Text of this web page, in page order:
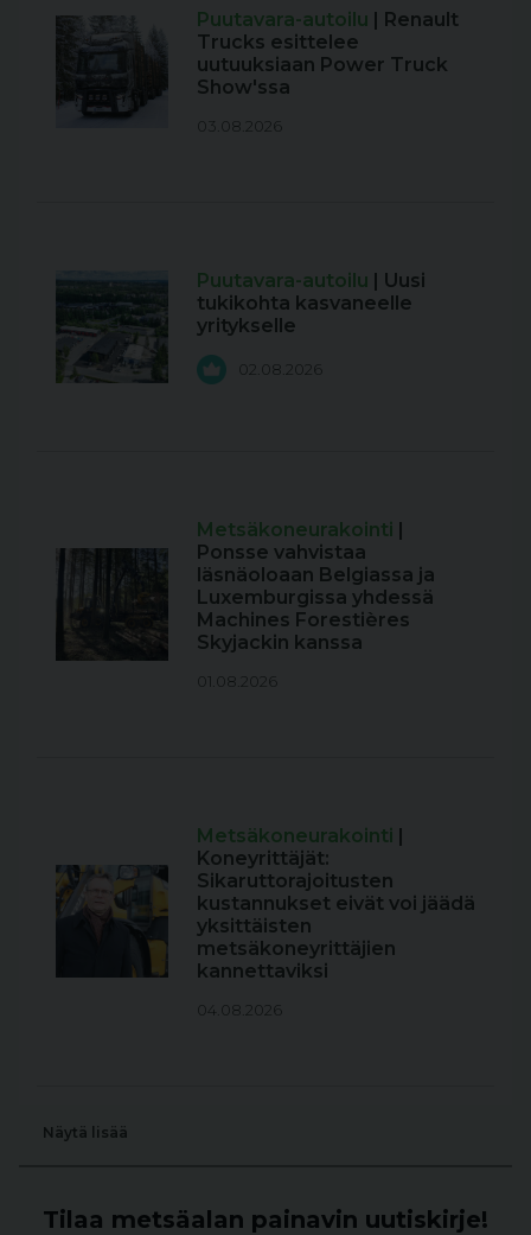
Puutavara-autoilu | Renault
Trucks esittelee
uutuuksiaan Power Truck
Show'ssa
03.08.2026
Puutavara-autoilu | Uusi
tukikohta kasvaneelle
yritykselle
02.08.2026
Metsäkoneurakointi |
Ponsse vahvistaa
läsnäoloaan Belgiassa ja
Luxemburgissa yhdessä
Machines Forestières
Skyjackin kanssa
01.08.2026
Metsäkoneurakointi |
Koneyrittäjät:
Sikaruttorajoitusten
kustannukset eivät voi jäädä
yksittäisten
metsäkoneyrittäjien
kannettaviksi
04.08.2026
Näytä lisää
Tilaa metsäalan painavin uutiskirje!